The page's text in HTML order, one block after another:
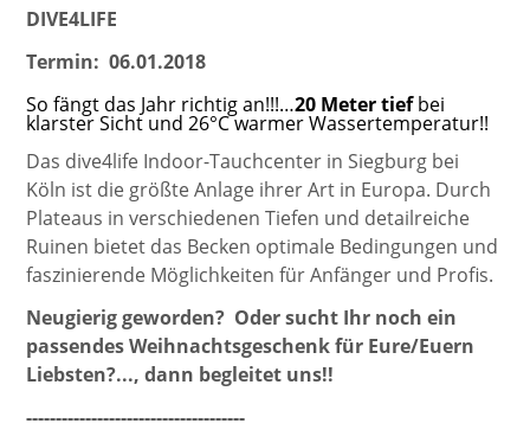
DIVE4LIFE
Termin: 06.01.2018
So fängt das Jahr richtig an!!!…20 Meter tiefbei
klarster Sicht und 26°C warmer Wassertemperatur!!
Das dive4life Indoor-Tauchcenter in Siegburg bei
Köln ist die größte Anlage ihrer Art in Europa. Durch
Plateaus in verschiedenen Tiefen und detailreiche
Ruinen bietet das Becken optimale Bedingungen und
faszinierende Möglichkeiten für Anfänger und Profis.
Neugierig geworden? Oder sucht Ihr noch ein
passendes Weihnachtsgeschenk für Eure/Euern
Liebsten?..., dann begleitet uns!!
-------------------------------------